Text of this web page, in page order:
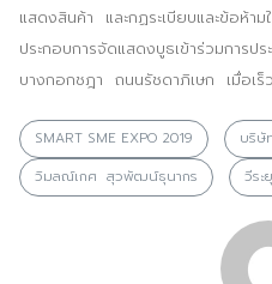
แสดงสินค้า และกฏระเบียบและข้อห้าม
ประกอบการจัดแสดงบูธเข้าร่วมการป
บางกอกชฎา ถนนรัชดาภิเษก เมื่อเร็
SMART SME EXPO 2019
บริษั
วิมลณ์เกศ สุวพัฒน์ธุนากร
วีระ